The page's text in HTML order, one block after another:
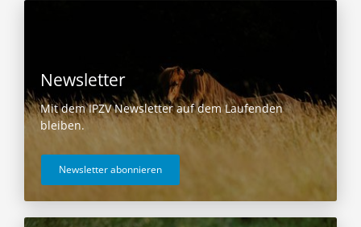
Newsletter
Mit dem IPZV Newsletter auf dem Laufenden
bleiben.
Newsletter abonnieren